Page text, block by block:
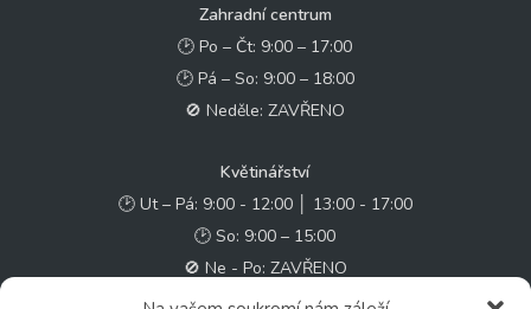
Zahradní centrum
🕑 Po – Čt: 9:00 – 17:00
🕑 Pá – So: 9:00 – 18:00
🚫 Neděle: ZAVŘENO
Květinářství
🕑 Ut – Pá: 9:00 - 12:00 │ 13:00 - 17:00
🕑 So: 9:00 – 15:00
🚫 Ne - Po: ZAVŘENO